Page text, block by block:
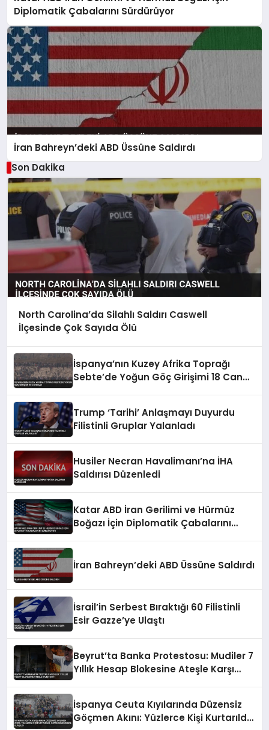
Diplomatik Çabalarını Sürdürüyor
İran Bahreyn’deki ABD Üssüne Saldırdı
Son Dakika
North Carolina’da Silahlı Saldırı Caswell
İlçesinde Çok Sayıda Ölü
İspanya’nın Kuzey Afrika Toprağı
Sebte’de Yoğun Göç Girişimi 18 Can
Trump ‘Tarihi’ Anlaşmayı Duyurdu
Filistinli Gruplar Yalanladı
Husiler Necran Havalimanı’na İHA
Saldırısı Düzenledi
Katar ABD İran Gerilimi ve Hürmüz
Boğazı İçin Diplomatik Çabalarını
İran Bahreyn’deki ABD Üssüne Saldırdı
İsrail’in Serbest Bıraktığı 60 Filistinli
Esir Gazze’ye Ulaştı
Beyrut’ta Banka Protestosu: Mudiler 7
Yıllık Hesap Blokesine Ateşle Karşı
İspanya Ceuta Kıyılarında Düzensiz
Göçmen Akını: Yüzlerce Kişi Kurtarıldı,